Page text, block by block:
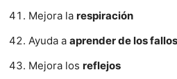
Mejora la respiración
Ayuda a aprender de los fallos
Mejora los reflejos